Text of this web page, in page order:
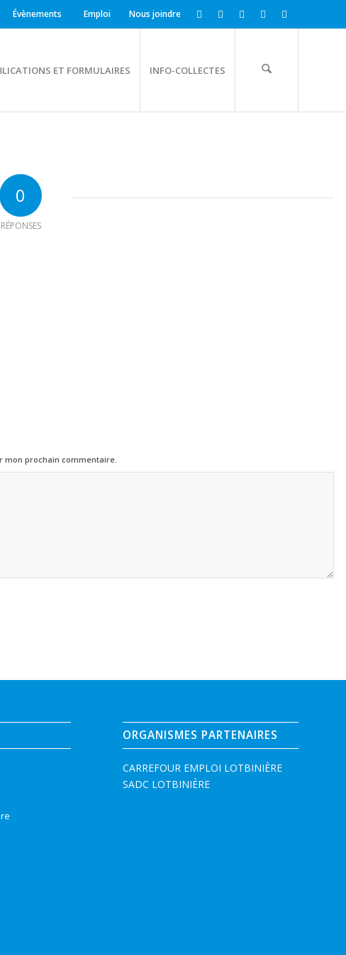
Évènements Emploi Nous joindre
ET FORMULAIRES INFO-COLLECTES
0
RÉPONSES
prochain commentaire.
ORGANISMES PARTENAIRES
CARREFOUR EMPLOI LOTBINIÈRE
SADC LOTBINIÈRE